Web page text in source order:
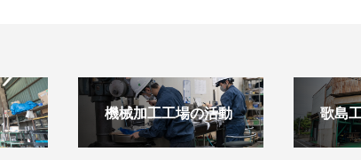
機械加工工場の活動 歌島